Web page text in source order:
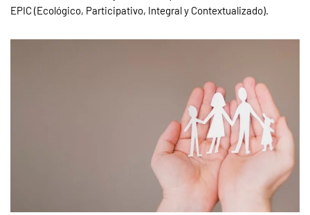
EPIC (Ecológico, Participativo, Integral y Contextualizado).